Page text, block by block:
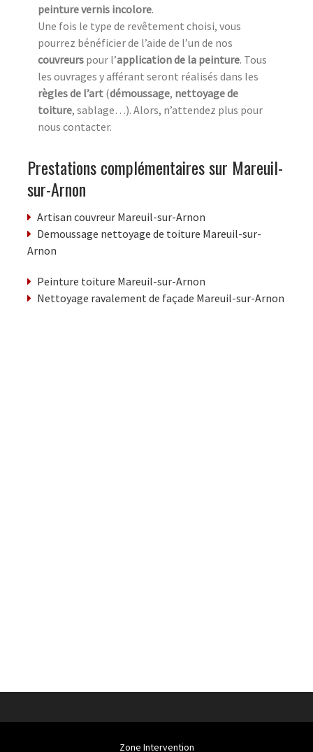
peinture vernis incolore.
Une fois le type de revêtement choisi, vous
pourrez bénéficier de l’aide de l’un de nos
couvreurs pour l’application de la peinture. Tous
les ouvrages y afférant seront réalisés dans les
règles de l’art (démoussage, nettoyage de
toiture, sablage…). Alors, n’attendez plus pour
nous contacter.
Prestations complémentaires sur Mareuil-
sur-Arnon
Artisan couvreur Mareuil-sur-Arnon
Demoussage nettoyage de toiture Mareuil-sur-
Arnon
Peinture toiture Mareuil-sur-Arnon
Nettoyage ravalement de façade Mareuil-sur-Arnon
Zone Intervention